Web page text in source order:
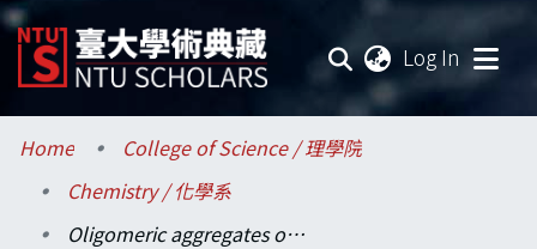
Log In
Communities & Collections
Research Outputs
Home
College of Science / 理學院
Chemistry / 化學系
Oligomeric aggregates of beta-amyloid peptides confined in reverse micelles